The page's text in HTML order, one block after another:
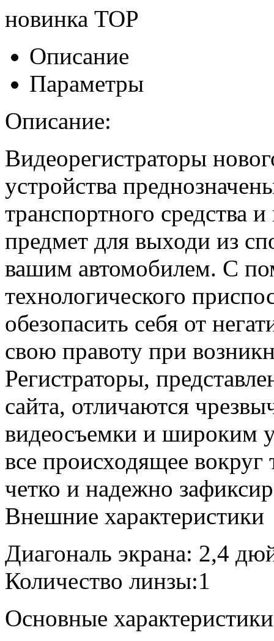
новинка TOP
Описание
Параметры
Описание:
Видеорегистраторы
устройства
транспортного средства
предмет для выходи из
вашим автомобилем. С
технологического
обезопасить себя от
свою правоту при
Регистраторы,
сайта, отличаются
видеосъемки и широким
все происходящее вокруг
четко и надежно
Внешние характеристики
Диагональ экрана: 2,4
Количество линзы:1
Основные характеристики